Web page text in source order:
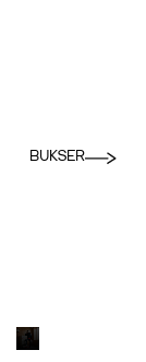
BUKSER